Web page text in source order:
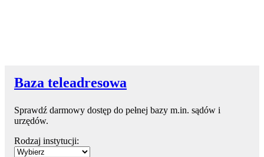
Baza teleadresowa
Sprawdź darmowy dostęp do pełnej bazy m.in. sądów i
urzędów.
Rodzaj instytucji: